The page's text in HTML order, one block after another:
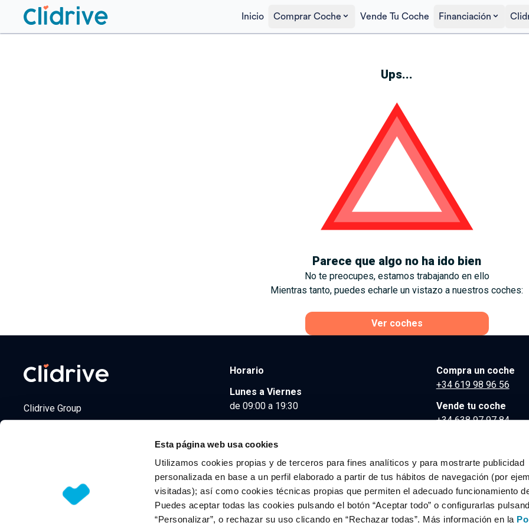
Esta página web usa cookies
Utilizamos cookies propias y de terceros para fines analíticos y para mostrarte publicidad
personalizada en base a un perfil elaborado a partir de tus hábitos de navegación (por
visitadas); así como cookies técnicas propias que permiten el adecuado funcionamiento
Puedes aceptar todas las cookies pulsando el botón “Aceptar todo” o configurarlas
“Personalizar”, o rechazar su uso clicando en “Rechazar todas”. Más información en la
Inicio Comprar Coche Vende Tu Coche Financiación
Ups...
Parece que algo no ha ido bien
No te preocupes, estamos trabajando en ello
Mientras tanto, puedes echarle un vistazo a nuestros coches:
Ver coches
Clidrive Group
Horario
Lunes a Viernes
de 09:00 a 19:30
Compra un coche
+34 619 98 96 56
Vende tu coche
+34 638 97 97 84
© 2026 CLIDRIVE CAPITAL, SOCIEDAD LIMITADA. Todos los derechos reservados.